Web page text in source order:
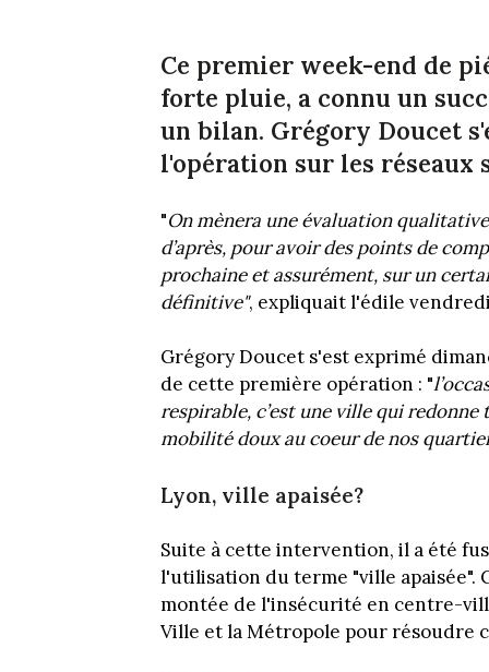
Ce premier week-end de
forte pluie, a connu un
un bilan. Grégory Doucet
l'opération sur les réseaux
"On mènera une évaluation
d’après, pour avoir des points de
prochaine et assurément, sur un
définitive", expliquait l'édile
Grégory Doucet s'est exprimé
de cette première opération : "
respirable, c’est une ville qui
mobilité doux au coeur de nos
Lyon, ville apaisée?
Suite à cette intervention, il a été
l'utilisation du terme "ville apaisée".
montée de l'insécurité en centre-
Ville et la Métropole pour résoudre